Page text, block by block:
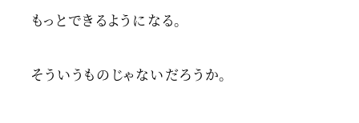
もっとできるようになる。
そういうものじゃないだろうか。